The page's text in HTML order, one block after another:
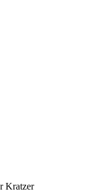
Kratzer